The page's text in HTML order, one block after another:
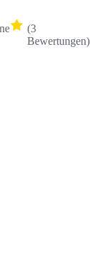
(3
Bewertungen)